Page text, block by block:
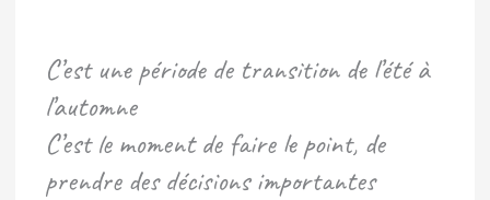
C’est une période de transition de l’été à
l’automne
C’est le moment de faire le point, de
prendre des décisions importantes